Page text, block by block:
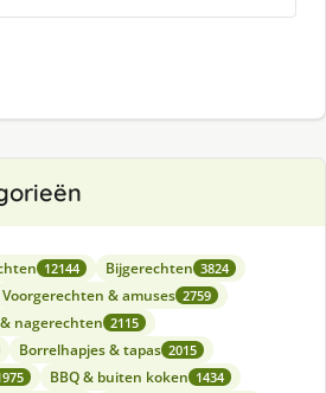
12144 Bijgerechten 3824
Voorgerechten & amuses 2759
nagerechten 2115
Borrelhapjes & tapas 2015
BBQ & buiten koken 1434